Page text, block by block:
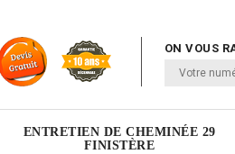
ON VOUS
ENTRETIEN DE CHEMINÉE 29
FINISTÈRE